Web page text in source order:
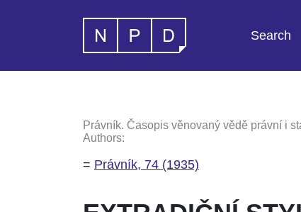
Search
Právník. Časopis věnovaný vědě právní i
Authors:
= Právník, 74 (1935)